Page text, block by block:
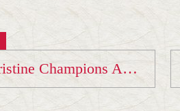
Vincent et Christine Champions AURA au Tournoi international kata de Meximieux...